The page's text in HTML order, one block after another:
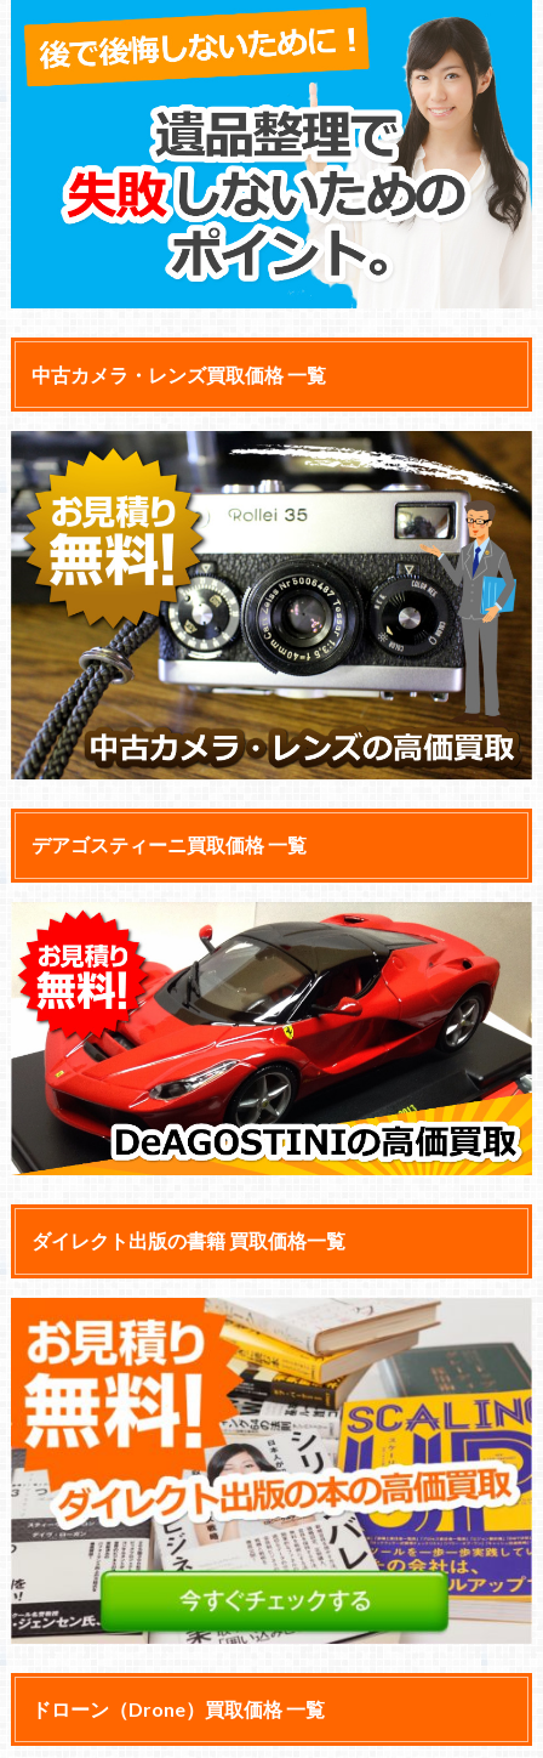
中古カメラ・レンズ買取価格 一覧
デアゴスティーニ買取価格 一覧
ダイレクト出版の書籍 買取価格一覧
ドローン（Drone）買取価格 一覧